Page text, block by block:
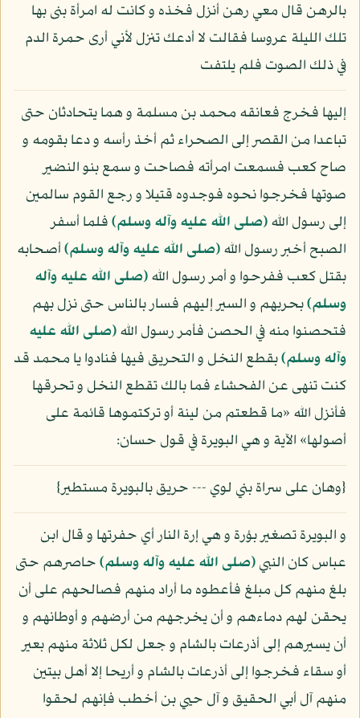
بالرهن قال معي رهن أنزل فخذه و كانت له امرأة بنى بها
تلك الليلة عروسا فقالت لا أدعك تنزل لأني أرى حمرة الدم
في ذلك الصوت فلم يلتفت
إليها فخرج فعانقه محمد بن مسلمة و هما يتحادثان حتى
تباعدا من القصر إلى الصحراء ثم أخذ رأسه و دعا بقومه و
صاح كعب فسمعت امرأته فصاحت و سمع بنو النضير
صوتها فخرجوا نحوه فوجدوه قتيلا و رجع القوم سالمين
إلى رسول الله(صلى الله عليه وآله وسلم)فلما أسفر
الصبح أخبر رسول الله(صلى الله عليه وآله وسلم)أصحابه
بقتل كعب ففرحوا و أمر رسول الله(صلى الله عليه وآله
وسلم)بحربهم و السير إليهم فسار بالناس حتى نزل بهم
فتحصنوا منه في الحصن فأمر رسول الله(صلى الله عليه
وآله وسلم)بقطع النخل و التحريق فيها فنادوا يا محمد قد
كنت تنهى عن الفحشاء فما بالك تقطع النخل و تحرقها
فأنزل الله «ما قطعتم من لينة أو تركتموها قائمة على
أصولها» الآية و هي البويرة في قول حسان:
{وهان على سراة بني لوي --- حريق بالبويرة مستطير}
و البويرة تصغير بؤرة و هي إرة النار أي حفرتها و قال ابن
عباس كان النبي(صلى الله عليه وآله وسلم)حاصرهم حتى
بلغ منهم كل مبلغ فأعطوه ما أراد منهم فصالحهم على أن
يحقن لهم دماءهم و أن يخرجهم من أرضهم و أوطانهم و
أن يسيرهم إلى أذرعات بالشام و جعل لكل ثلاثة منهم بعير
أو سقاء فخرجوا إلى أذرعات بالشام و أريحا إلا أهل بيتين
منهم آل أبي الحقيق و آل حيي بن أخطب فإنهم لحقوا